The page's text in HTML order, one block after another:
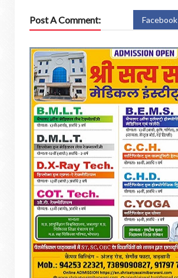
Post A Comment: Facebook